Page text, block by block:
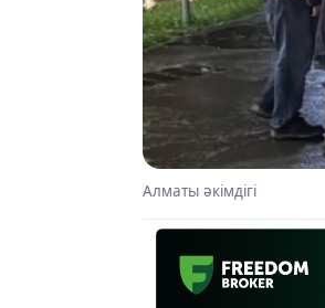
Алматы әкімдігі